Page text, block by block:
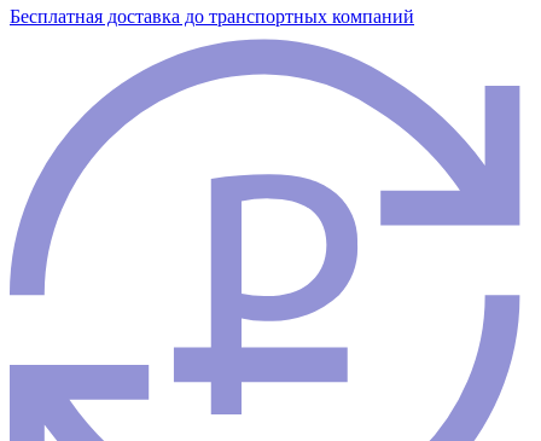
Бесплатная доставка до транспортных компаний